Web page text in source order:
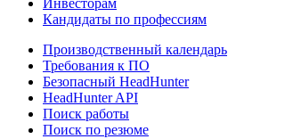
Инвесторам
Кандидаты по профессиям
Производственный календарь
Требования к ПО
Безопасный HeadHunter
HeadHunter API
Поиск работы
Поиск по резюме